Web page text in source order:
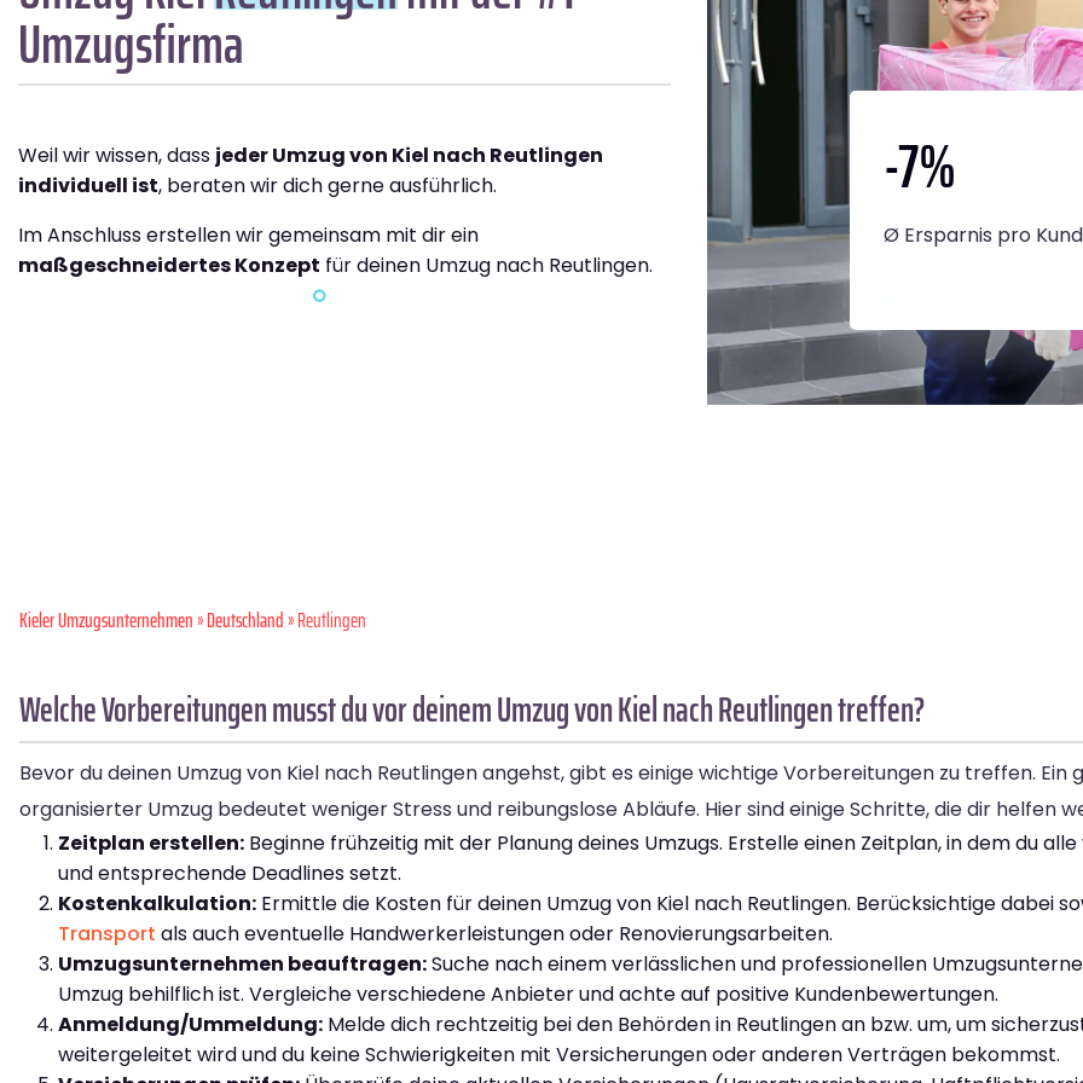
Umzugsfirma
Weil wir wissen, dass jeder Umzug von Kiel nach Reutlingen
individuell ist, beraten wir dich gerne ausführlich.
Im Anschluss erstellen wir gemeinsam mit dir ein
maßgeschneidertes Konzept für deinen Umzug nach Reutlingen.
-7%
Ø Ersparnis pro
Kieler Umzugsunternehmen»Deutschland» Reutlingen
Welche Vorbereitungen musst du vor deinem Umzug von Kiel nach Reutlingen treffen?
Bevor du deinen Umzug von Kiel nach Reutlingen angehst, gibt es einige wichtige Vorbereitungen zu treffen. Ein
organisierter Umzug bedeutet weniger Stress und reibungslose Abläufe. Hier sind einige Schritte, die dir helfen
Zeitplan erstellen: Beginne frühzeitig mit der Planung deines Umzugs. Erstelle einen Zeitplan, in dem du
und entsprechende Deadlines setzt.
Kostenkalkulation: Ermittle die Kosten für deinen Umzug von Kiel nach Reutlingen. Berücksichtige dabei
Transport als auch eventuelle Handwerkerleistungen oder Renovierungsarbeiten.
Umzugsunternehmen beauftragen:Suche nach einem verlässlichen und professionellen
Umzug behilflich ist. Vergleiche verschiedene Anbieter und achte auf positive Kundenbewertungen.
Anmeldung/Ummeldung: Melde dich rechtzeitig bei den Behörden in Reutlingen an bzw. um, um
weitergeleitet wird und du keine Schwierigkeiten mit Versicherungen oder anderen Verträgen bekommst.